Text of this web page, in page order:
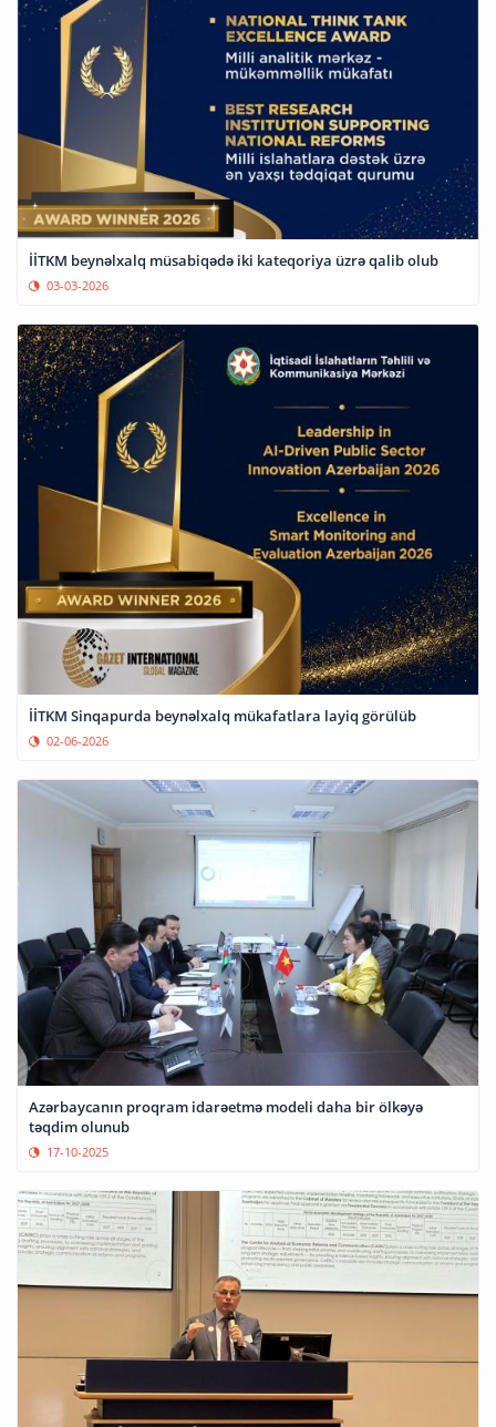
İİTKM beynəlxalq müsabiqədə iki kateqoriya üzrə qalib olub
03-03-2026
İİTKM Sinqapurda beynəlxalq mükafatlara layiq görülüb
02-06-2026
Azərbaycanın proqram idarəetmə modeli daha bir ölkəyə
təqdim olunub
17-10-2025